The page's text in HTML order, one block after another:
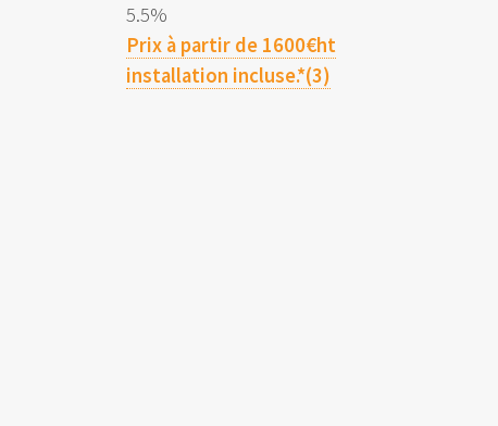
5.5%
Prix à partir de 1600€ht
installation incluse.*(3)